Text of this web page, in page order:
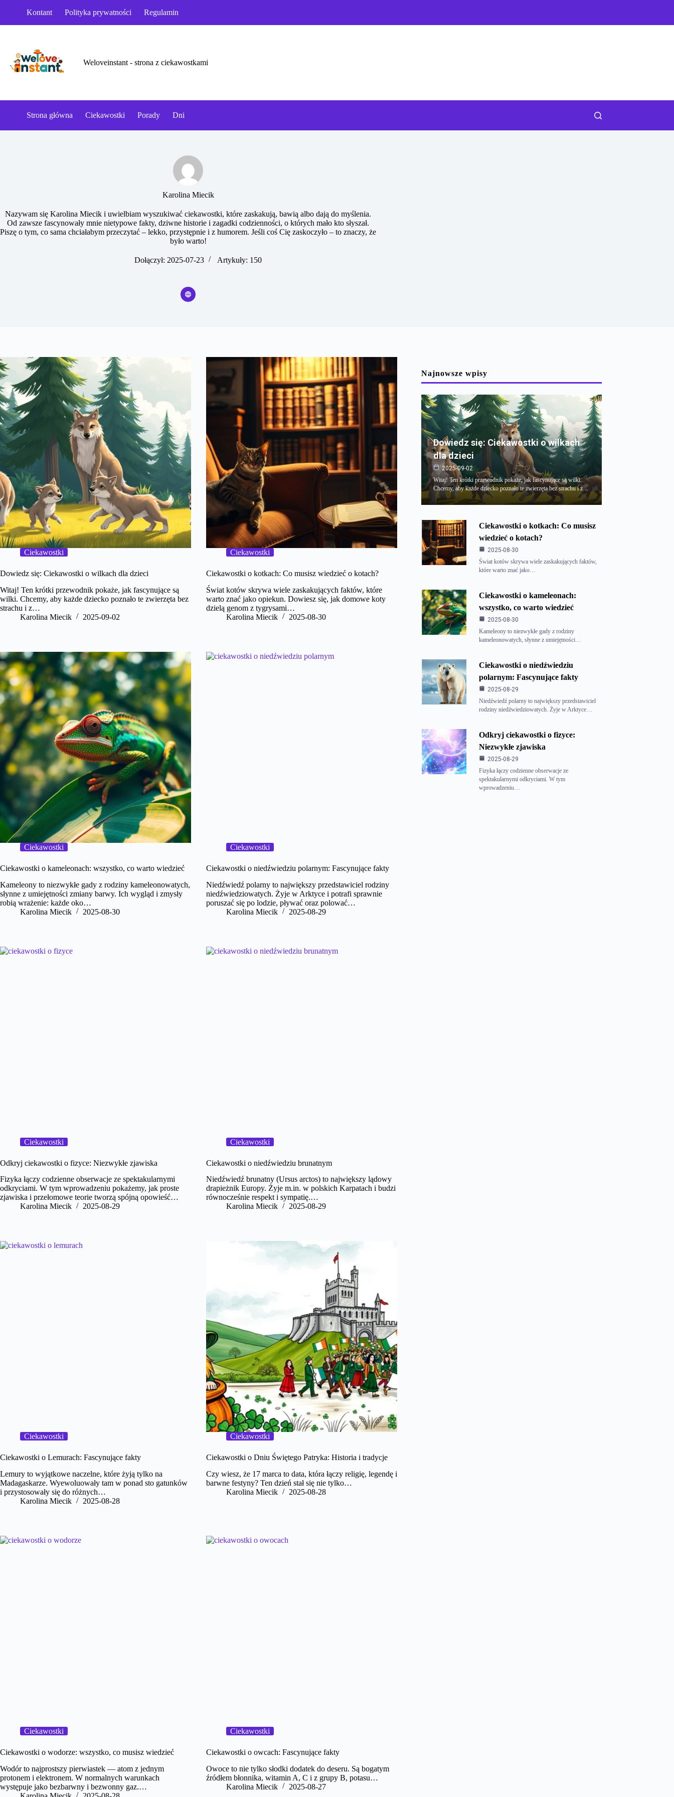
Kontant Polityka prywatności Regulamin
Weloveinstant - strona z ciekawostkami
Strona główna Ciekawostki Porady Dni
Karolina Miecik
Nazywam się Karolina Miecik i uwielbiam wyszukiwać ciekawostki, które zaskakują, bawią albo dają do myślenia.
Od zawsze fascynowały mnie nietypowe fakty, dziwne historie i zagadki codzienności, o których mało kto słyszał.
Piszę o tym, co sama chciałabym przeczytać – lekko, przystępnie i z humorem. Jeśli coś Cię zaskoczyło – to znaczy, że
było warto!
Dołączył: 2025-07-23 Artykuły: 150
Ciekawostki
Dowiedz się: Ciekawostki o wilkach dla dzieci
Witaj! Ten krótki przewodnik pokaże, jak fascynujące są
wilki. Chcemy, aby każde dziecko poznało te zwierzęta bez
strachu i z…
Karolina Miecik
2025-09-02
Ciekawostki
Ciekawostki o kotkach: Co musisz wiedzieć o kotach?
Świat kotów skrywa wiele zaskakujących faktów, które
warto znać jako opiekun. Dowiesz się, jak domowe koty
dzielą genom z tygrysami…
Karolina Miecik
2025-08-30
Ciekawostki
Ciekawostki o kameleonach: wszystko, co warto wiedzieć
Kameleony to niezwykłe gady z rodziny kameleonowatych,
słynne z umiejętności zmiany barwy. Ich wygląd i zmysły
robią wrażenie: każde oko…
Karolina Miecik
2025-08-30
Ciekawostki
Ciekawostki o niedźwiedziu polarnym: Fascynujące fakty
Niedźwiedź polarny to największy przedstawiciel rodziny
niedźwiedziowatych. Żyje w Arktyce i potrafi sprawnie
poruszać się po lodzie, pływać oraz polować…
Karolina Miecik
2025-08-29
Ciekawostki
Odkryj ciekawostki o fizyce: Niezwykłe zjawiska
Fizyka łączy codzienne obserwacje ze spektakularnymi
odkryciami. W tym wprowadzeniu pokażemy, jak proste
zjawiska i przełomowe teorie tworzą spójną opowieść…
Karolina Miecik
2025-08-29
Ciekawostki
Ciekawostki o niedźwiedziu brunatnym
Niedźwiedź brunatny (Ursus arctos) to największy lądowy
drapieżnik Europy. Żyje m.in. w polskich Karpatach i budzi
równocześnie respekt i sympatię.…
Karolina Miecik
2025-08-29
Ciekawostki
Ciekawostki o Lemurach: Fascynujące fakty
Lemury to wyjątkowe naczelne, które żyją tylko na
Madagaskarze. Wyewoluowały tam w ponad sto gatunków
i przystosowały się do różnych…
Karolina Miecik
2025-08-28
Ciekawostki
Ciekawostki o Dniu Świętego Patryka: Historia i tradycje
Czy wiesz, że 17 marca to data, która łączy religię, legendę i
barwne festyny? Ten dzień stał się nie tylko…
Karolina Miecik
2025-08-28
Ciekawostki
Ciekawostki o wodorze: wszystko, co musisz wiedzieć
Wodór to najprostszy pierwiastek — atom z jednym
protonem i elektronem. W normalnych warunkach
występuje jako bezbarwny i bezwonny gaz.…
Ciekawostki
Ciekawostki o owcach: Fascynujące fakty
Owoce to nie tylko słodki dodatek do deseru. Są bogatym
źródłem błonnika, witamin A, C i z grupy B, potasu…
Karolina Miecik
2025-08-27
Najnowsze wpisy
All
Dowiedz się: Ciekawostki o wilkach
dla dzieci
2025-09-02
Witaj! Ten krótki przewodnik pokaże, jak fascynujące są wilki.
Chcemy, aby każde dziecko poznało te zwierzęta bez strachu i z…
Ciekawostki o kotkach: Co musisz
wiedzieć o kotach?
2025-08-30
Świat kotów skrywa wiele zaskakujących faktów,
które warto znać jako…
Ciekawostki o kameleonach:
wszystko, co warto wiedzieć
2025-08-30
Kameleony to niezwykłe gady z rodziny
kameleonowatych, słynne z umiejętności…
Ciekawostki o niedźwiedziu
polarnym: Fascynujące fakty
2025-08-29
Niedźwiedź polarny to największy przedstawiciel
rodziny niedźwiedziowatych. Żyje w Arktyce…
Odkryj ciekawostki o fizyce:
Niezwykłe zjawiska
2025-08-29
Fizyka łączy codzienne obserwacje ze
spektakularnymi odkryciami. W tym
wprowadzeniu…